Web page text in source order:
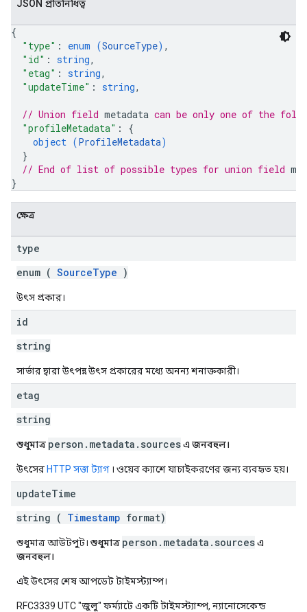
JSON প্রতিনিধিত্ব
{
"type" : enum (SourceType) ,
"id" : string,
"etag" : string,
"updateTime" : string,
// Union field metadata can be only one of the
"profileMetadata" : {
object (ProfileMetadata)
}
// End of list of possible types for union field
}
ক্ষেত্র
type
enum ( SourceType )
উৎস প্রকার।
id
string
সার্ভার দ্বারা উৎপন্ন উৎস প্রকারের মধ্যে অনন্য শনাক্তকারী।
etag
string
শুধুমাত্র person.metadata.sourcesএ জনবহুল।
উৎসের HTTP সত্তা ট্যাগ। ওয়েব ক্যাশে যাচাইকরণের জন্য ব্যবহৃত হয়।
updateTime
string ( Timestamp format)
শুধুমাত্র আউটপুট। শুধুমাত্র person.metadata.sourcesএ
জনবহুল।
এই উৎসের শেষ আপডেট টাইমস্ট্যাম্প।
RFC3339 UTC "জুলু" ফর্ম্যাটে একটি টাইমস্ট্যাম্প, ন্যানোসেকেন্ড